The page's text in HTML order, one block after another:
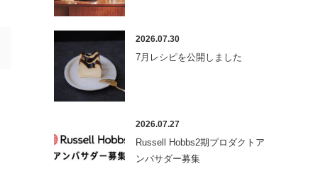
2026.07.30
7月レシピを公開しました
2026.07.27
Russell Hobbs2期プロダクトア
ンバサダー募集